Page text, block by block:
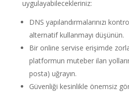
uygulayabilecekleriniz:
DNS yapılandırmalarınızı
alternatif kullanmayı düşünün.
Bir online servise erişimde
platformun muteber ilan
posta) uğrayın.
Güvenliği kesinlikle önemsiz